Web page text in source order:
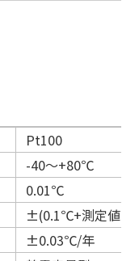
Pt100
-40～+80℃
0.01℃
±(0.1℃+測定値の
±0.03℃/年